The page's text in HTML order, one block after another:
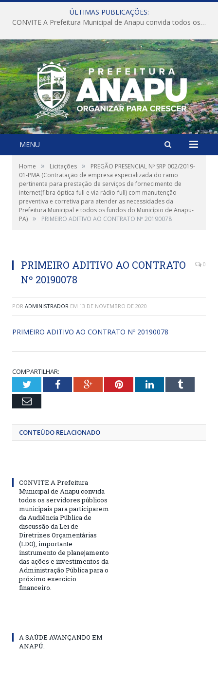
ÚLTIMAS PUBLICAÇÕES:
CONVITE A Prefeitura Municipal de Anapu convida todos os servidores públicos municipais para participarem da Audiência Pública de discussão da Lei de Diretrizes Orçamentárias (LDO), importante instrumento de planejamento das ações e investimentos da Administração Pública para o próximo exercício financeiro.
MENU
Home » Licitações »
PREGÃO PRESENCIAL Nº SRP 002/2019-
01-PMA (Contratação de empresa especializada do ramo
pertinente para prestação de serviços de fornecimento de
internet(fibra óptica-full e via rádio-full) com manutenção
preventiva e corretiva para atender as necessidades da
Prefeitura Municipal e todos os fundos do Município de Anapu-
PA) » PRIMEIRO ADITIVO AO CONTRATO Nº 20190078
PRIMEIRO ADITIVO AO CONTRATO
Nº 20190078
0
POR ADMINISTRADOR EM 13 DE NOVEMBRO DE 2020
PRIMEIRO ADITIVO AO CONTRATO Nº 20190078
COMPARTILHAR:
TwitterFacebookGoogle+PinterestLinkedInTumblr
Email
CONTEÚDO RELACIONADO
CONVITE A Prefeitura
Municipal de Anapu convida
todos os servidores públicos
municipais para participarem
da Audiência Pública de
discussão da Lei de
Diretrizes Orçamentárias
(LDO), importante
instrumento de planejamento
das ações e investimentos da
Administração Pública para o
próximo exercício
financeiro.
A SAÚDE AVANÇANDO EM
ANAPÚ.